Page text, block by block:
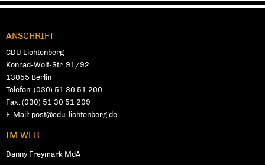
Fußbereich
ANSCHRIFT
CDU Lich­ten­berg
Konrad-Wolf-Str. 91/92
13055 Ber­lin
Telefon: (030) 51 30 51 200
Fax: (030) 51 30 51 209
E-Mail: post@cdu-lichtenberg.de
IM WEB
Danny Freymark MdA